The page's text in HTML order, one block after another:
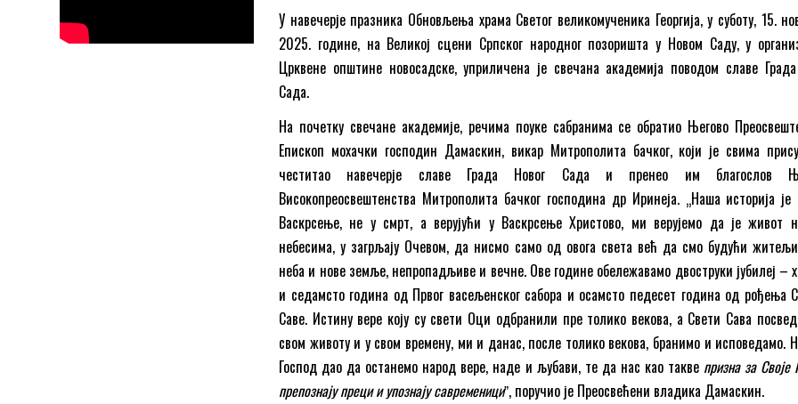
У навечерје празника Обновљења храма Светог великомученика Георгија, у суботу, 15.
2025. године, на Великој сцени Српског народног позоришта у Новом Саду, у
Црквене општине новосадске, уприличена је свечана академија поводом славе
Сада.
На почетку свечане академије, речима поуке сабранима се обратио Његово
Епископ мохачки господин Дамаскин, викар Митрополита бачког, који је свима
честитао навечерје славе Града Новог Сада и пренео им благослов
Високопреосвештенства Митрополита бачког господина др Иринеја. „Наша историја је
Васкрсење, не у смрт, а верујући у Васкрсење Христово, ми верујемо да је живот
небесима, у загрљају Очевом, да нисмо само од овога света већ да смо будући
неба и нове земље, непропадљиве и вечне. Ове године обележавамо двоструки јубилеј –
и седамсто година од Првог васељенског сабора и осамсто педесет година од рођења
Саве. Истину вере коју су свети Оци одбранили пре толико векова, а Свети Сава
свом животу и у свом времену, ми и данас, после толико векова, бранимо и исповедамо.
Господ дао да останемо народ вере, наде и љубави, те да нас као таквепризна за Своје
препознају преци и упознају савременициˮ, поручио је Преосвећени владика Дамаскин.